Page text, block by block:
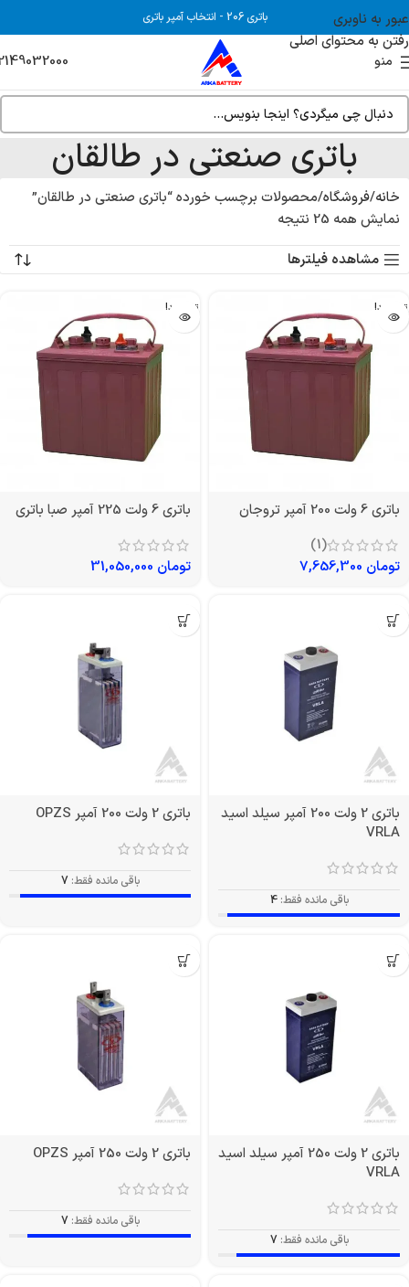
عبور به ناوبری
رفتن به محتوای اصلی
باتری 206 - انتخاب آمپر باتری
منو
باتری صنعتی در طالقان
خانه فروشگاه محصولات برچسب خورده “باتری صنعتی در طالقان”
نمایش همه 25 نتیجه
مشاهده فیلترها
تمام شد!
باتری 6 ولت 200 آمپر تروجان
(1)
تومان
تمام شد!
باتری 6 ولت 225 آمپر صبا باتری
تومان
باتری 2 ولت 200 آمپر سیلد اسید
VRLA
باقی مانده فقط: 4
باتری 2 ولت 200 آمپر OPZS
باقی مانده فقط: 7
باتری 2 ولت 250 آمپر سیلد اسید
VRLA
باقی مانده فقط: 7
باتری 2 ولت 250 آمپر OPZS
باقی مانده فقط: 7